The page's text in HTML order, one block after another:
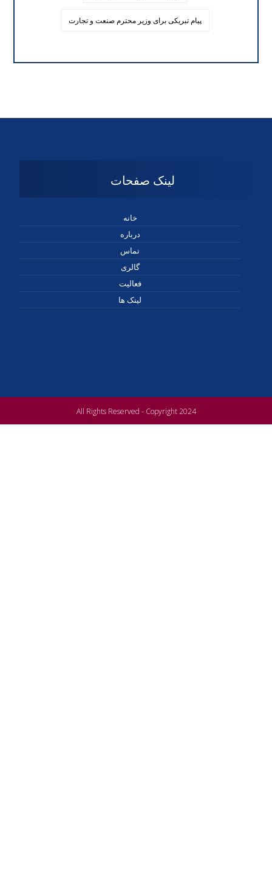
پیام تبریکی برای وزیر محترم صنعت و تجارت
لینک صفحات
خانه
درباره
تماس
گالری
فعالیت
لینک ها
All Rights Reserved - Copyright 2024